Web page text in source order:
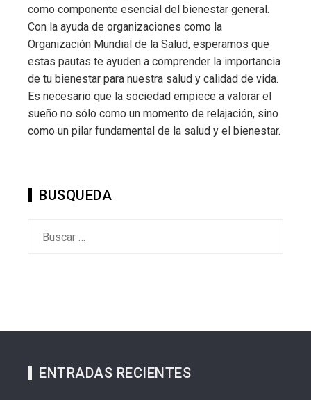
como componente esencial del bienestar general.
Con la ayuda de organizaciones como la
Organización Mundial de la Salud, esperamos que
estas pautas te ayuden a comprender la importancia
de tu bienestar para nuestra salud y calidad de vida.
Es necesario que la sociedad empiece a valorar el
sueño no sólo como un momento de relajación, sino
como un pilar fundamental de la salud y el bienestar.
BUSQUEDA
ENTRADAS RECIENTES